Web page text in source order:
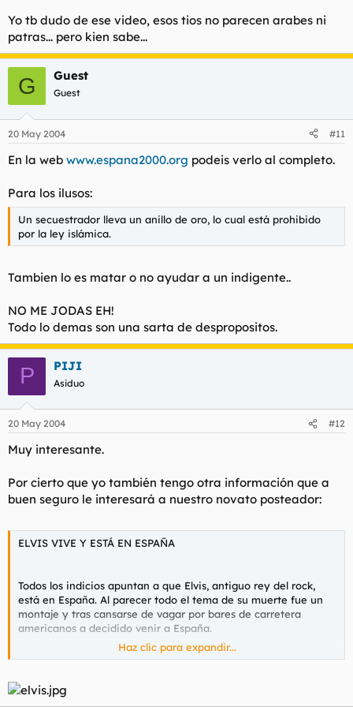
Yo tb dudo de ese video, esos tios no parecen arabes ni
patras... pero kien sabe...
G Guest
Guest
20 May 2004 #11
En la web www.espana2000.org podeis verlo al completo.
Para los ilusos:
Un secuestrador lleva un anillo de oro, lo cual está prohibido
por la ley islámica.
Tambien lo es matar o no ayudar a un indigente..
NO ME JODAS EH!
Todo lo demas son una sarta de despropositos.
P PIJI
Asiduo
20 May 2004 #12
Muy interesante.
Por cierto que yo también tengo otra información que a
buen seguro le interesará a nuestro novato posteador:
ELVIS VIVE Y ESTÁ EN ESPAÑA
Todos los indicios apuntan a que Elvis, antiguo rey del rock,
está en España. Al parecer todo el tema de su muerte fue un
montaje y tras cansarse de vagar por bares de carretera
americanos a decidido venir a España.
Hay pruebas que confirman está teoría:
1.- En un fotomatón de Portugalete un individuo fue a
fotografiarse para poder renovar el carnet de identidad
Haz clic para expandir...